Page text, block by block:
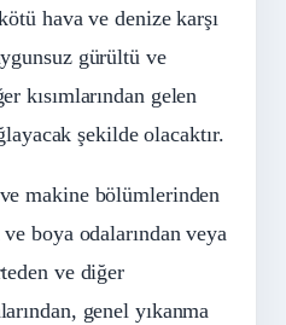
hava ve denize karşı
gürültü ve
kısımlarından gelen
şekilde olacaktır.
makine bölümlerinden
boya odalarından veya
ve diğer
genel yıkanma